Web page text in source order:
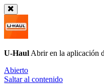
U-Haul Abrir en la aplicación
Abierto
Saltar al contenido